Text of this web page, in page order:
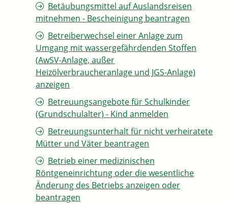
Betäubungsmittel auf Auslandsreisen
mitnehmen - Bescheinigung beantragen
Betreiberwechsel einer Anlage zum
Umgang mit wassergefährdenden Stoffen
(AwSV-Anlage, außer
Heizölverbraucheranlage und JGS-Anlage)
anzeigen
Betreuungsangebote für Schulkinder
(Grundschulalter) - Kind anmelden
Betreuungsunterhalt für nicht verheiratete
Mütter und Väter beantragen
Betrieb einer medizinischen
Röntgeneinrichtung oder die wesentliche
Änderung des Betriebs anzeigen oder
beantragen